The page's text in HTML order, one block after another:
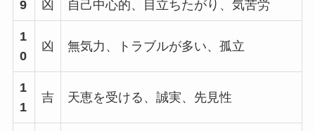
9 凶 自己中心的、目立ちたがり、気苦労
1
0
凶 無気力、トラブルが多い、孤立
1
1
吉 天恵を受ける、誠実、先見性